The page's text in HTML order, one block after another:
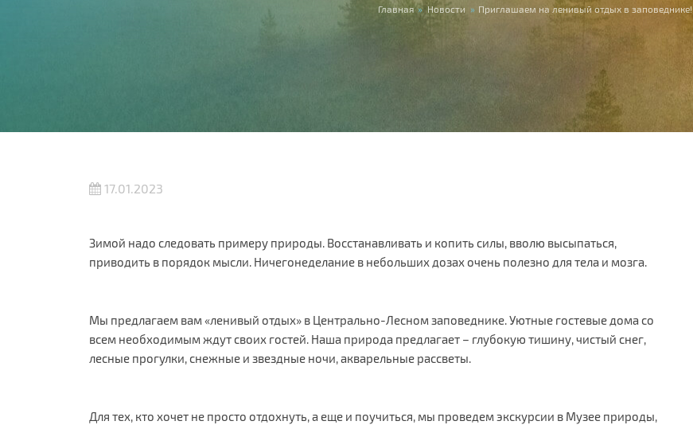
Главная » Новости » Приглашаем на ленивый отдых в заповеднике!
17.01.2023
Зимой надо следовать примеру природы. Восстанавливать и копить силы, вволю высыпаться,
приводить в порядок мысли. Ничегонеделание в небольших дозах очень полезно для тела и мозга.
Мы предлагаем вам «ленивый отдых» в Центрально-Лесном заповеднике. Уютные гостевые дома со
всем необходимым ждут своих гостей. Наша природа предлагает – глубокую тишину, чистый снег,
лесные прогулки, снежные и звездные ночи, акварельные рассветы.
Для тех, кто хочет не просто отдохнуть, а еще и поучиться, мы проведем экскурсии в Музее природы,